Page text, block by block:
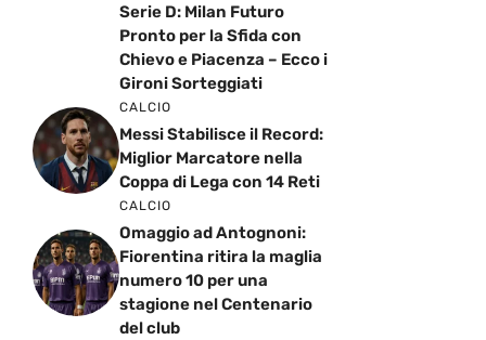
Serie D: Milan Futuro
Pronto per la Sfida con
Chievo e Piacenza – Ecco i
Gironi Sorteggiati
CALCIO
Messi Stabilisce il Record:
Miglior Marcatore nella
Coppa di Lega con 14 Reti
CALCIO
Omaggio ad Antognoni:
Fiorentina ritira la maglia
numero 10 per una
stagione nel Centenario
del club